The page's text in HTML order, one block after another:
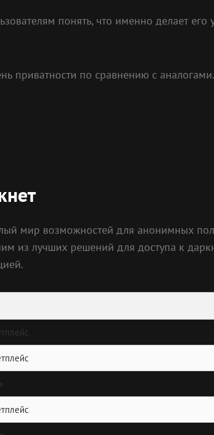
понять, что именно делает
приватности по сравнению с аналогами.
мир возможностей для анонимных
из лучших решений для доступа к